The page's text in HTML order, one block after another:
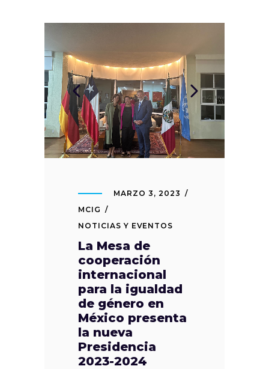
MARZO 3, 2023
MCIG
NOTICIAS Y EVENTOS
La Mesa de
cooperación
internacional
para la igualdad
de género en
México presenta
la nueva
Presidencia
2023-2024